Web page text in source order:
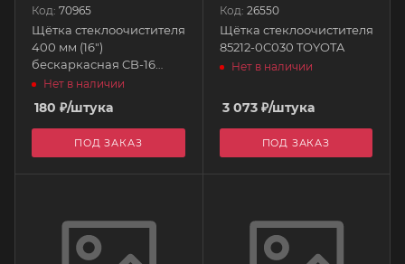
Код: 70965
Щётка стеклоочистителя
400 мм (16")
бескаркасная CB-16
CLINGO
Нет в наличии
180 ₽/штука
ПОД ЗАКАЗ
Код: 26550
Щётка стеклоочистителя
85212-0C030 TOYOTA
Нет в наличии
3 073₽/штука
ПОД ЗАКАЗ